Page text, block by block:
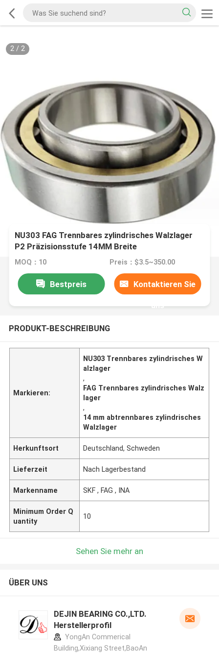
2/ 2
NU303 FAG Trennbares zylindrisches Walzlager
P2 Präzisionsstufe 14MM Breite
MOQ：10 Preis：$3.5~350.00
Bestpreis Kontaktieren Sie
uns
PRODUKT-BESCHREIBUNG
Markieren:
NU303 Trennbares zylindrisches W
alzlager
,
FAG Trennbares zylindrisches Walz
lager
,
14 mm abtrennbares zylindrisches
Walzlager
Herkunftsort Deutschland, Schweden
Lieferzeit Nach Lagerbestand
Markenname SKF , FAG , INA
Minimum Order Q
uantity
10
Sehen Sie mehr an
ÜBER UNS
DEJIN BEARING CO.,LTD.
Herstellerprofil
YongAn Commerical
Building,Xixiang Street,BaoAn